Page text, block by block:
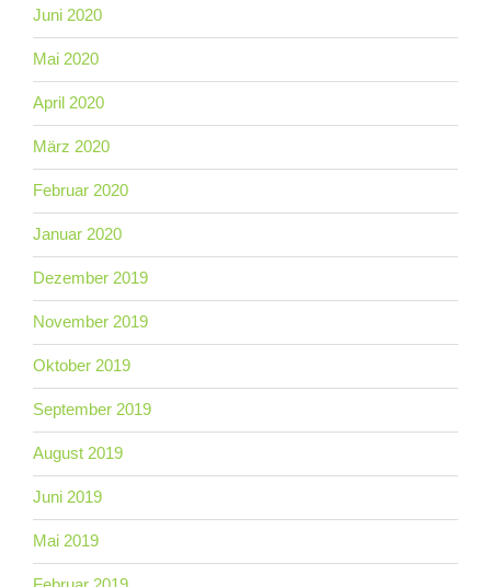
Juni 2020
Mai 2020
April 2020
März 2020
Februar 2020
Januar 2020
Dezember 2019
November 2019
Oktober 2019
September 2019
August 2019
Juni 2019
Mai 2019